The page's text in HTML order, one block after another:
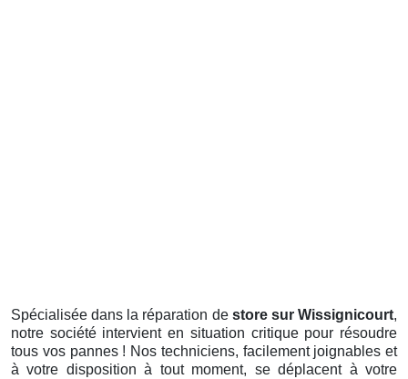
Spécialisée dans la réparation de store sur Wissignicourt,
notre société intervient en situation critique pour résoudre
tous vos pannes ! Nos techniciens, facilement joignables et
à votre disposition à tout moment, se déplacent à votre